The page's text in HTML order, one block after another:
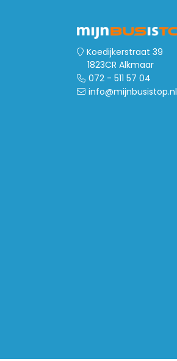
Koedijkerstraat 39
1823CR Alkmaar
072 - 511 57 04
info@mijnbusistop.nl